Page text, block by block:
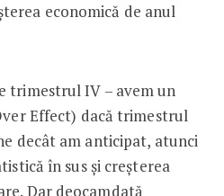
economică de anul
trimestrul IV – avem un
Effect) dacă trimestrul
decât am anticipat, atunci
în sus și creșterea
Dar deocamdată